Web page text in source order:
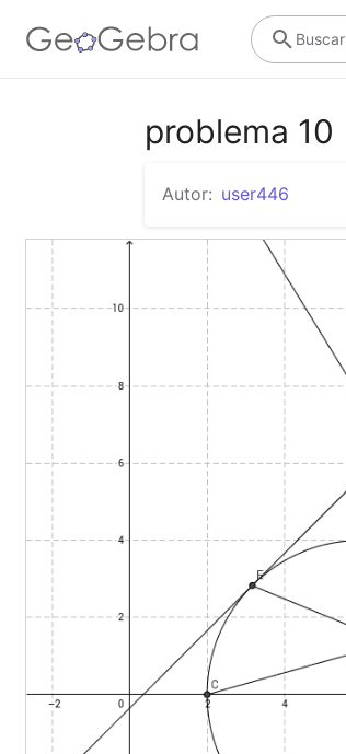
Buscar
problema 10
Autor: user446